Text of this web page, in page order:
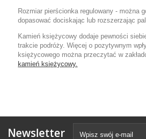
Rozmiar pierścionka regulowany - można
dopasować dociskając lub rozszerzając
Kamień księżycowy dodaje pewności
trakcie podróży. Więcej o pozytywnym
księżycowego można przeczytać w
kamień księżycowy.
Newsletter